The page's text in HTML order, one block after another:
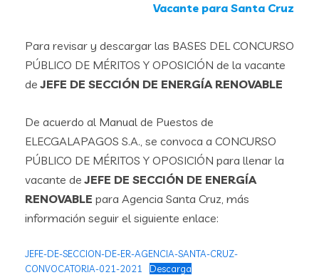
Vacante para Santa Cruz
Para revisar y descargar las BASES DEL CONCURSO
PÚBLICO DE MÉRITOS Y OPOSICIÓN de la vacante
de JEFE DE SECCIÓN DE ENERGÍA RENOVABLE
De acuerdo al Manual de Puestos de
ELECGALAPAGOS S.A., se convoca a CONCURSO
PÚBLICO DE MÉRITOS Y OPOSICIÓN para llenar la
vacante deJEFE DE SECCIÓN DE ENERGÍA
RENOVABLE para Agencia Santa Cruz, más
información seguir el siguiente enlace:
JEFE-DE-SECCION-DE-ER-AGENCIA-SANTA-CRUZ-
CONVOCATORIA-021-2021
Descarga